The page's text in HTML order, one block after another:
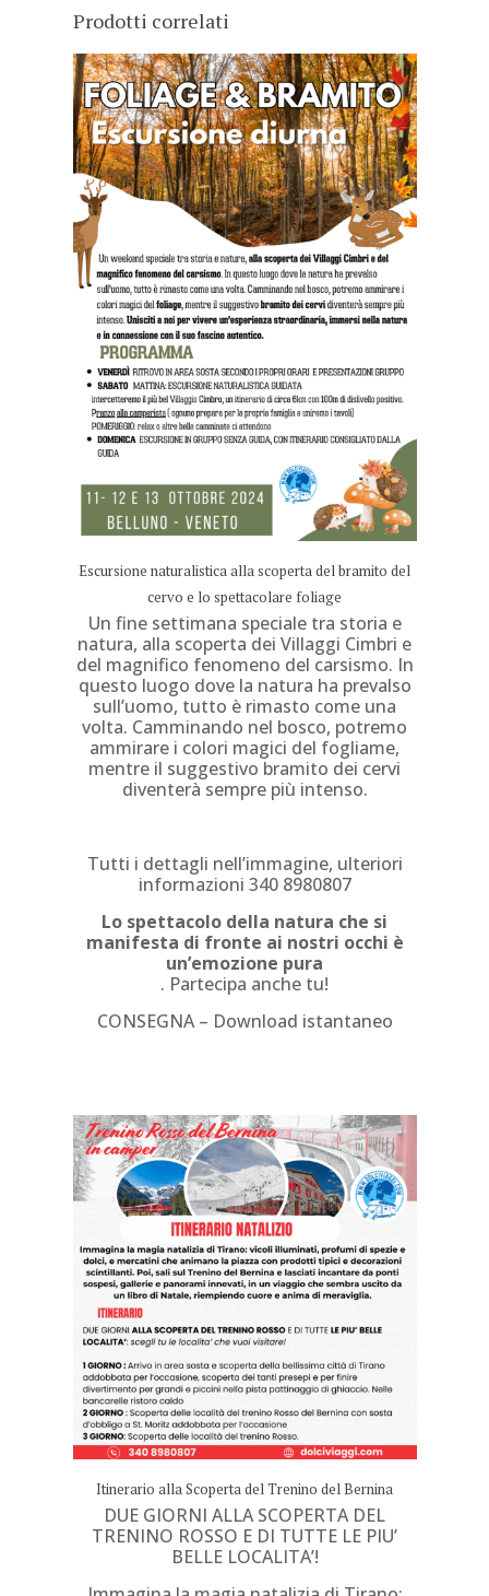
Prodotti correlati
Escursione naturalistica alla scoperta del bramito del
cervo e lo spettacolare foliage
Un fine settimana speciale tra storia e
natura, alla scoperta dei Villaggi Cimbri e
del magnifico fenomeno del carsismo. In
questo luogo dove la natura ha prevalso
sull’uomo, tutto è rimasto come una
volta. Camminando nel bosco, potremo
ammirare i colori magici del fogliame,
mentre il suggestivo bramito dei cervi
diventerà sempre più intenso.
Tutti i dettagli nell’immagine, ulteriori
informazioni 340 8980807
Lo spettacolo della natura che si
manifesta di fronte ai nostri occhi è
un’emozione pura
. Partecipa anche tu!
CONSEGNA – Download istantaneo
Itinerario alla Scoperta del Trenino del Bernina
DUE GIORNI ALLA SCOPERTA DEL
TRENINO ROSSO E DI TUTTE LE PIU’
BELLE LOCALITA’!